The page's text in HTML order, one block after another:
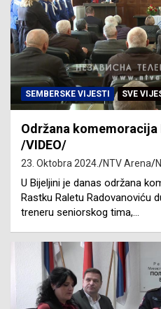
SEMBERSKE VIJESTI SVE
Održana komemoracija
/VIDEO/
23. Oktobra 2024. NTV Arena
U Bijeljini je danas održana
Rastku Raletu Radovanoviću
treneru seniorskog tima,…